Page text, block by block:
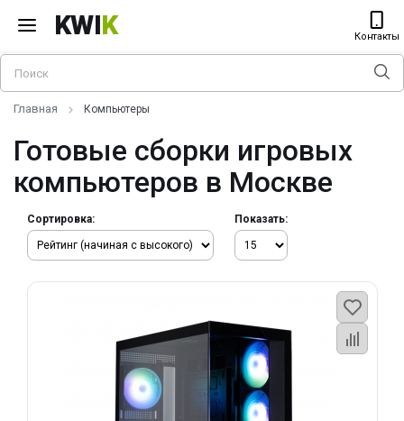
KWIK Контакты
Главная Компьютеры
Готовые сборки игровых
компьютеров в Москве
Сортировка: Показать: